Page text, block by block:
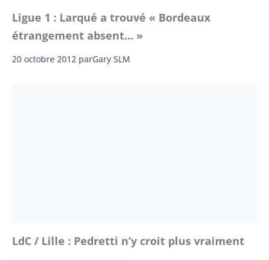
Ligue 1 : Larqué a trouvé « Bordeaux
étrangement absent… »
20 octobre 2012 parGary SLM
LdC / Lille : Pedretti n’y croit plus vraiment